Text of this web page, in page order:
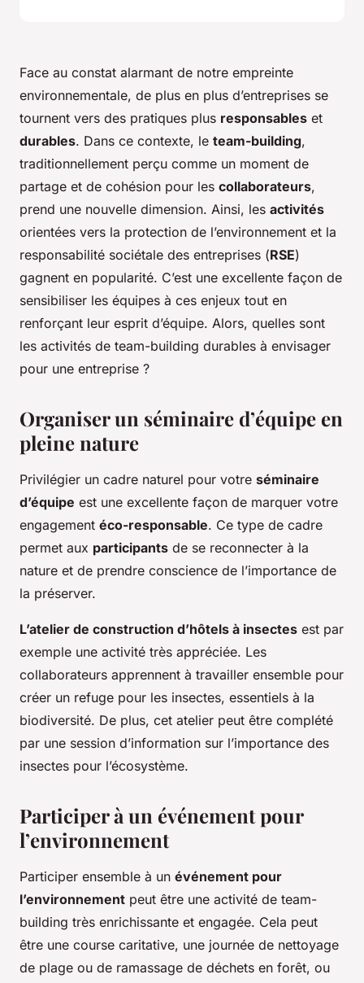
Face au constat alarmant de notre empreinte
environnementale, de plus en plus d’entreprises se
tournent vers des pratiques plus responsables et
durables. Dans ce contexte, le team-building,
traditionnellement perçu comme un moment de
partage et de cohésion pour les collaborateurs,
prend une nouvelle dimension. Ainsi, les activités
orientées vers la protection de l’environnement et la
responsabilité sociétale des entreprises (RSE)
gagnent en popularité. C’est une excellente façon de
sensibiliser les équipes à ces enjeux tout en
renforçant leur esprit d’équipe. Alors, quelles sont
les activités de team-building durables à envisager
pour une entreprise ?
Organiser un séminaire d’équipe en
pleine nature
Privilégier un cadre naturel pour votre séminaire
d’équipe est une excellente façon de marquer votre
engagement éco-responsable. Ce type de cadre
permet aux participants de se reconnecter à la
nature et de prendre conscience de l’importance de
la préserver.
L’atelier de construction d’hôtels à insectes est par
exemple une activité très appréciée. Les
collaborateurs apprennent à travailler ensemble pour
créer un refuge pour les insectes, essentiels à la
biodiversité. De plus, cet atelier peut être complété
par une session d’information sur l’importance des
insectes pour l’écosystème.
Participer à un événement pour
l’environnement
Participer ensemble à un événement pour
l’environnement peut être une activité de team-
building très enrichissante et engagée. Cela peut
être une course caritative, une journée de nettoyage
de plage ou de ramassage de déchets en forêt, ou